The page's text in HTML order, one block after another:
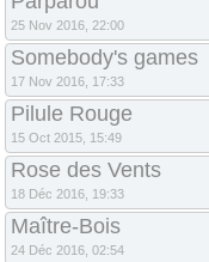
25 Nov 2016, 22:00
Somebody's games
17 Nov 2016, 17:33
Pilule Rouge
15 Oct 2015, 15:49
Rose des Vents
18 Déc 2016, 19:33
Maître-Bois
24 Déc 2016, 02:54